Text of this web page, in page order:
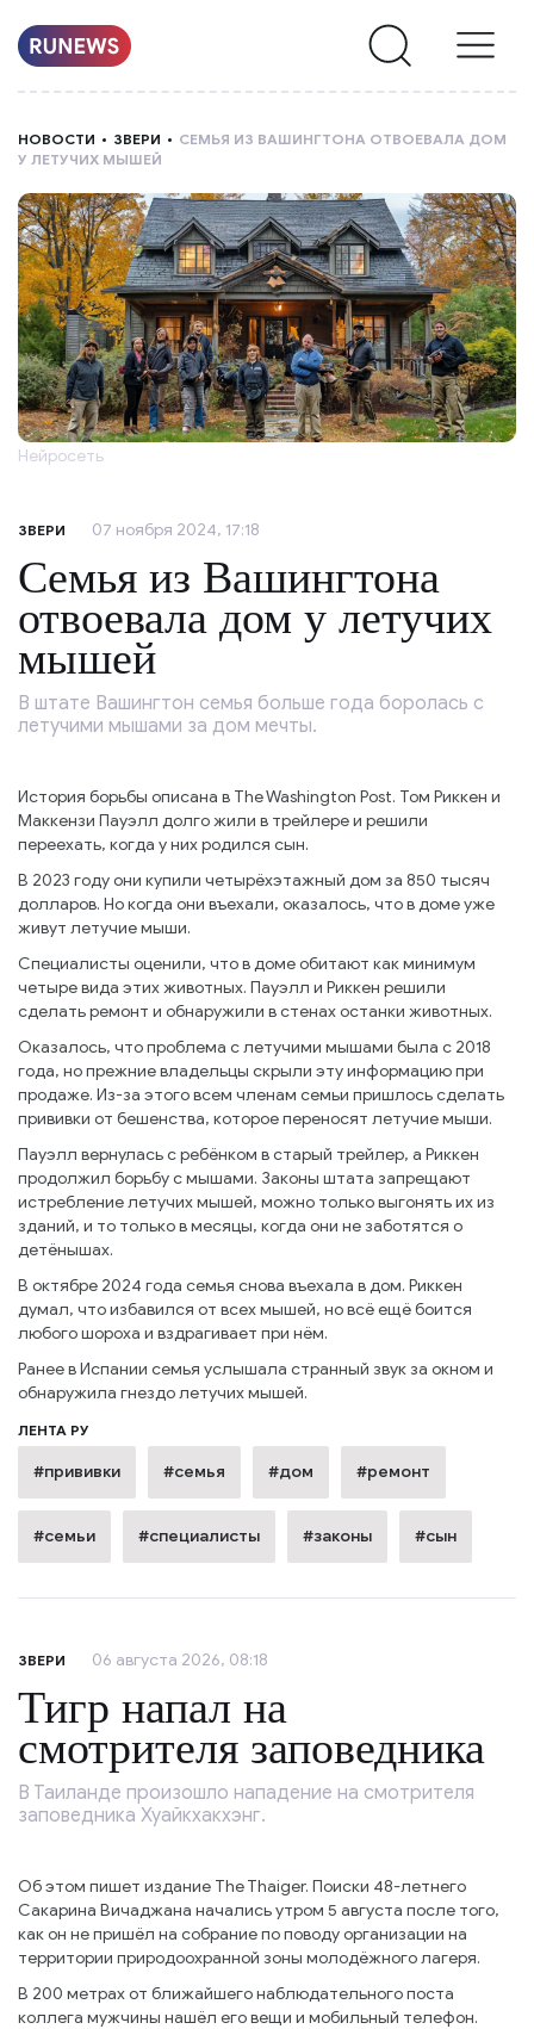
О
НАС
НОВОСТИ ЗВЕРИ
СЕМЬЯ ИЗ ВАШИНГТОНА ОТВОЕВАЛА ДОМ
У ЛЕТУЧИХ МЫШЕЙ
Нейросеть
ЗВЕРИ 07 ноября 2024, 17:18
Семья из Вашингтона
отвоевала дом у летучих
мышей
В штате Вашингтон семья больше года боролась с
летучими мышами за дом мечты.
История борьбы описана в The Washington Post. Том Риккен и
Маккензи Пауэлл долго жили в трейлере и решили
переехать, когда у них родился сын.
В 2023 году они купили четырёхэтажный дом за 850 тысяч
долларов. Но когда они въехали, оказалось, что в доме уже
живут летучие мыши.
Специалисты оценили, что в доме обитают как минимум
четыре вида этих животных. Пауэлл и Риккен решили
сделать ремонт и обнаружили в стенах останки животных.
Оказалось, что проблема с летучими мышами была с 2018
года, но прежние владельцы скрыли эту информацию при
продаже. Из-за этого всем членам семьи пришлось сделать
прививки от бешенства, которое переносят летучие мыши.
Пауэлл вернулась с ребёнком в старый трейлер, а Риккен
продолжил борьбу с мышами. Законы штата запрещают
истребление летучих мышей, можно только выгонять их из
зданий, и то только в месяцы, когда они не заботятся о
детёнышах.
В октябре 2024 года семья снова въехала в дом. Риккен
думал, что избавился от всех мышей, но всё ещё боится
любого шороха и вздрагивает при нём.
Ранее в Испании семья услышала странный звук за окном и
обнаружила гнездо летучих мышей.
ЛЕНТА РУ
#прививки #семья #дом #ремонт
#семьи #специалисты #законы #сын
ЗВЕРИ 06 августа 2026, 08:18
Тигр напал на
смотрителя заповедника
В Таиланде произошло нападение на смотрителя
заповедника Хуайкхакхэнг.
Об этом пишет издание The Thaiger. Поиски 48-летнего
Сакарина Вичаджана начались утром 5 августа после того,
как он не пришёл на собрание по поводу организации на
территории природоохранной зоны молодёжного лагеря.
В 200 метрах от ближайшего наблюдательного поста
коллега мужчины нашёл его вещи и мобильный телефон.